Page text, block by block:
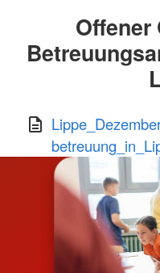
Offener